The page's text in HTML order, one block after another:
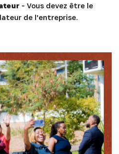
- Vous devez être le
de l'entreprise.